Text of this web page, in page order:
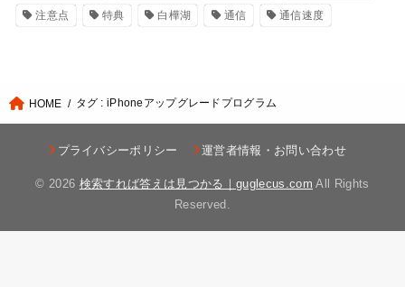
注意点 特典 白樺湖 通信 通信速度
HOME タグ : iPhoneアップグレードプログラム
プライバシーポリシー 運営者情報・お問い合わせ
© 2026 検索すれば答えは見つかる｜guglecus.com All Rights
Reserved.